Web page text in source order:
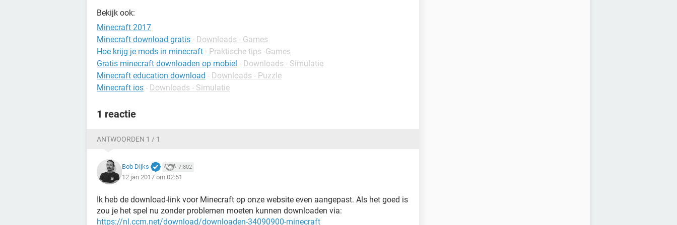
Bekijk ook:
Minecraft 2017
Minecraft download gratis - Downloads - Games
Hoe krijg je mods in minecraft - Praktische tips -Games
Gratis minecraft downloaden op mobiel - Downloads - Simulatie
Minecraft education download - Downloads - Puzzle
Minecraft ios - Downloads - Simulatie
1 reactie
ANTWOORDEN 1 / 1
Bob Dijks 7.802
12 jan 2017 om 02:51
Ik heb de download-link voor Minecraft op onze website even aangepast. Als het goed is
zou je het spel nu zonder problemen moeten kunnen downloaden via:
https://nl.ccm.net/download/downloaden-34090900-minecraft